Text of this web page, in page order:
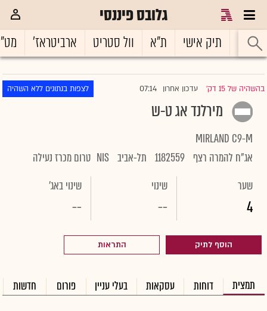
גלובס פיננסי
ראשי תיק אישי ת"א וול סטריט ארביטראז'
בהשהיה של 15 דק' |עדכון אחרון 07:14 לצפות בנתונים ללא השהיה
מירלנד אג ט-ש
MIRLAND C9-M
אג"ח להמרה רצף 1182559 תל-אביב NIS טרום מכרז נעילה
שער
4
שינוי
--
שינוי באג'
--
הוסף לתיק התראות
תמצית דוחות עסקאות בעלי עניין פורום חדשות